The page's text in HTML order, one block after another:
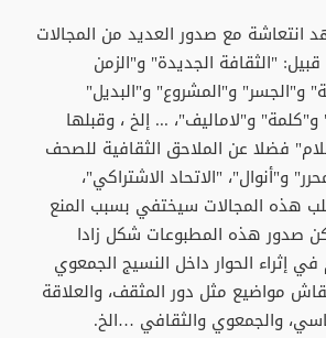
انتعاشة مع صدور العديد من المجالات
قبيل: "الثقافة الجديدة" و"الزمن
و"الجسر" و"المشروع" و"البديل"
و"لاماليف"، ... إلخ ، وقبلها
فضلا عن الملاحق الثقافية للصحف
و"أنوال"، "الاتحاد الاشتراكي"،
هذه المجالات سيختفي بسبب المنع
صدور هذه المطبوعات شكل زادا
إثراء الحوار داخل النسيج الجمعوي
مواضيع مثل دور المثقف، والعلاقة
والجمعوي والثقافي …الخ.